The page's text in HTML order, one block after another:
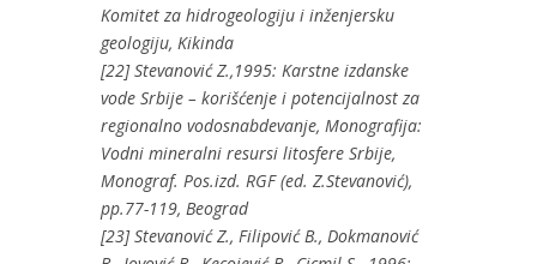
Komitet za hidrogeologiju i inženjersku
geologiju, Kikinda
[22] Stevanović Z.,1995: Karstne izdanske
vode Srbije – korišćenje i potencijalnost za
regionalno vodosnabdevanje, Monografija:
Vodni mineralni resursi litosfere Srbije,
Monograf. Pos.izd. RGF (ed. Z.Stevanović),
pp.77-119, Beograd
[23] Stevanović Z., Filipović B., Dokmanović